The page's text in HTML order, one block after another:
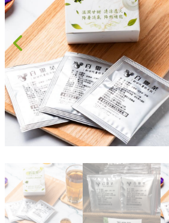
油、醬油
調味、醬料
加工食品
果乾、點心
果醬、蜂蜜
台灣茶
咖啡
花果茶飲
加工飲品
加工生活用品
原民特區
農會商品
大量採購優惠專區
關於我們
加入我們
訂單查詢
登入